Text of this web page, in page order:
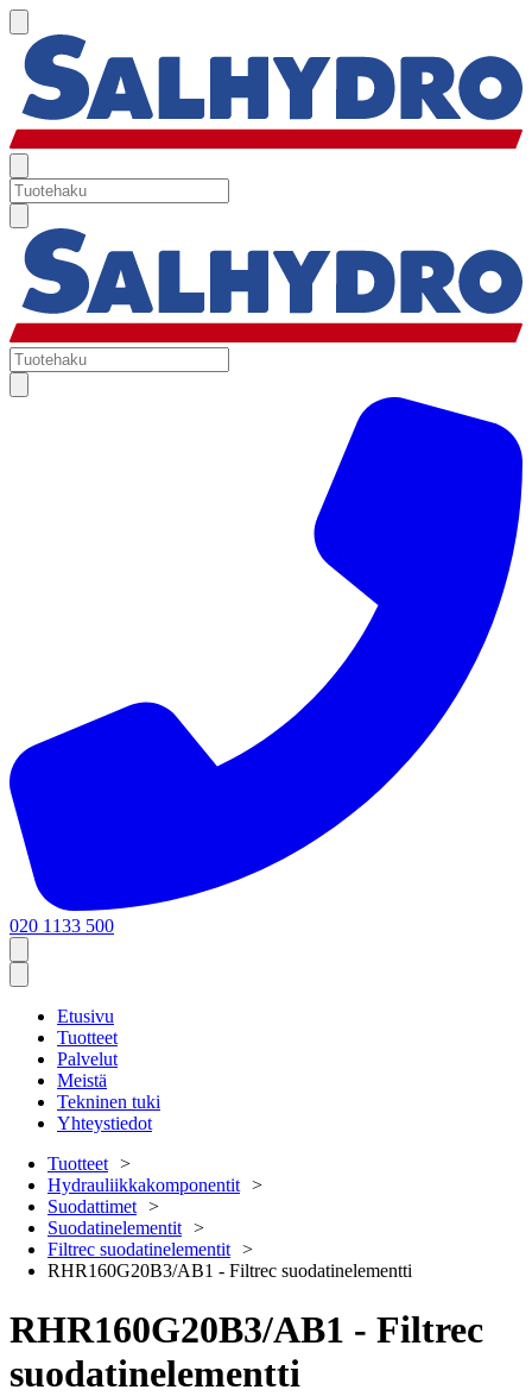
020 1133 500
Etusivu
Tuotteet
Palvelut
Meistä
Tekninen tuki
Yhteystiedot
Tuotteet
Hydrauliikkakomponentit
Suodattimet
Suodatinelementit
Filtrec suodatinelementit
RHR160G20B3/AB1 - Filtrec suodatinelementti
RHR160G20B3/AB1 - Filtrec
suodatinelementti